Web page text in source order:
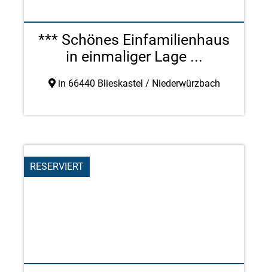
*** Schönes Einfamilienhaus
in einmaliger Lage ...
in 66440 Blieskastel / Niederwürzbach
RESERVIERT